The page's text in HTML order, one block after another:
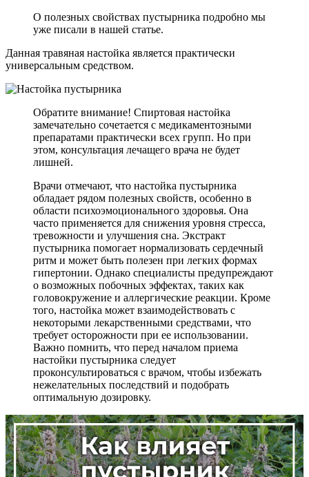
О полезных свойствах пустырника подробно мы
уже писали в нашей статье.
Данная травяная настойка является практически
универсальным средством.
Обратите внимание! Спиртовая настойка
замечательно сочетается с медикаментозными
препаратами практически всех групп. Но при
этом, консультация лечащего врача не будет
лишней.
Врачи отмечают, что настойка пустырника
обладает рядом полезных свойств, особенно в
области психоэмоционального здоровья. Она
часто применяется для снижения уровня стресса,
тревожности и улучшения сна. Экстракт
пустырника помогает нормализовать сердечный
ритм и может быть полезен при легких формах
гипертонии. Однако специалисты предупреждают
о возможных побочных эффектах, таких как
головокружение и аллергические реакции. Кроме
того, настойка может взаимодействовать с
некоторыми лекарственными средствами, что
требует осторожности при ее использовании.
Важно помнить, что перед началом приема
настойки пустырника следует
проконсультироваться с врачом, чтобы избежать
нежелательных последствий и подобрать
оптимальную дозировку.